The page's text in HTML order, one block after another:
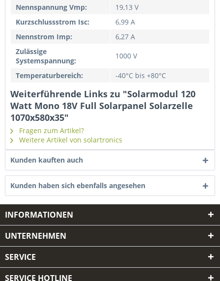
Nennspannung Vmp:
19,13 V
Kurzschlussstrom Isc:
6,99 A
Nennstrom Imp:
6,27 A
Zulässige
Systemspannung:
1000 V
Temperaturbereich: -40°C bis +80°C
Weiterführende Links zu "Solarmodul 120
Watt Mono 18V Full Solarpanel Solarzelle
1070x580x35"
Fragen zum Artikel?
Weitere Artikel von solartronics
Kunden kauften auch
Kunden haben sich ebenfalls angesehen
INFORMATIONEN
UNTERNEHMEN
SERVICE
SERVICE HOTLINE